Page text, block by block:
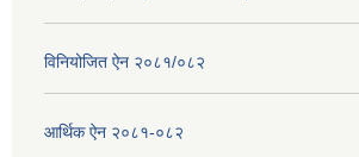
विनियोजित ऐन २०८१/०८२
आर्थिक ऐन २०८१-०८२